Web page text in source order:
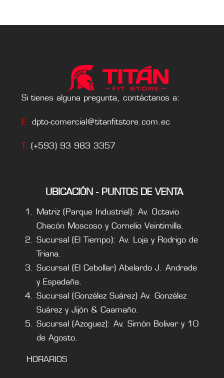
Si tienes alguna pregunta, contáctanos a:
E. dpto-comercial@titanfitstore.com.ec
T. (+593) 93 983 3357
UBICACIÓN - PUNTOS DE VENTA
Matriz (Parque Industrial): Av. Octavio
Chacón Moscoso y Cornelio Veintimilla.
Sucursal (El Tiempo): Av. Loja y Rodrigo de
Triana.
Sucursal (El Cebollar) Abelardo J. Andrade
y Espadaña.
Sucursal (González Suárez) Av. González
Suárez y Jijón & Caamaño.
Sucursal (Azoguez): Av. Simón Bolivar y 10
de Agosto.
HORARIOS